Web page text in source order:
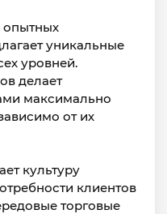
опытных
уникальные
уровней.
делает
максимально
от их
культуру
клиентов
торговые